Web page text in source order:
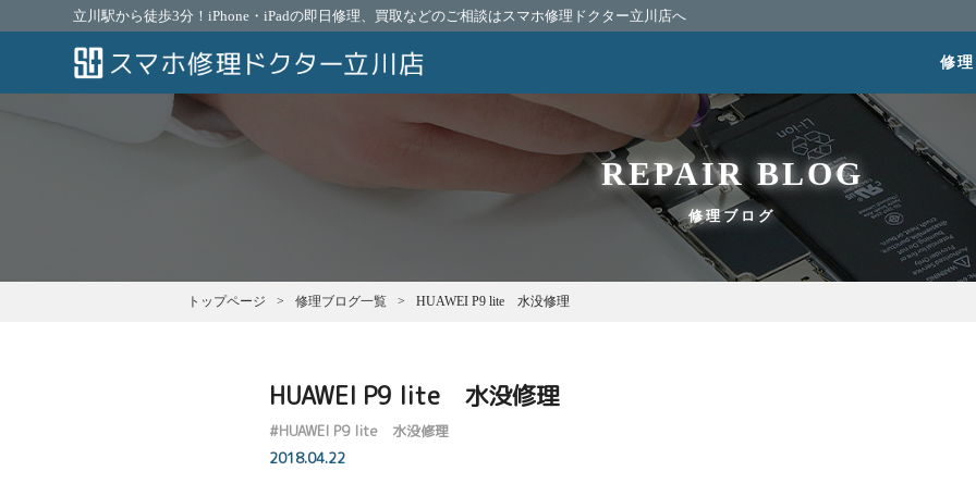
立川駅から徒歩3分！iPhone・iPadの即日修理、買取などのご相談はスマホ修理ドクター立川店へ
修
REPAIR BLOG
修理ブログ
トップページ 修理ブログ一覧 HUAWEI P9 lite 水没修理
HUAWEI P9 lite 水没修理
#HUAWEI P9 lite 水没修理
2018.04.22